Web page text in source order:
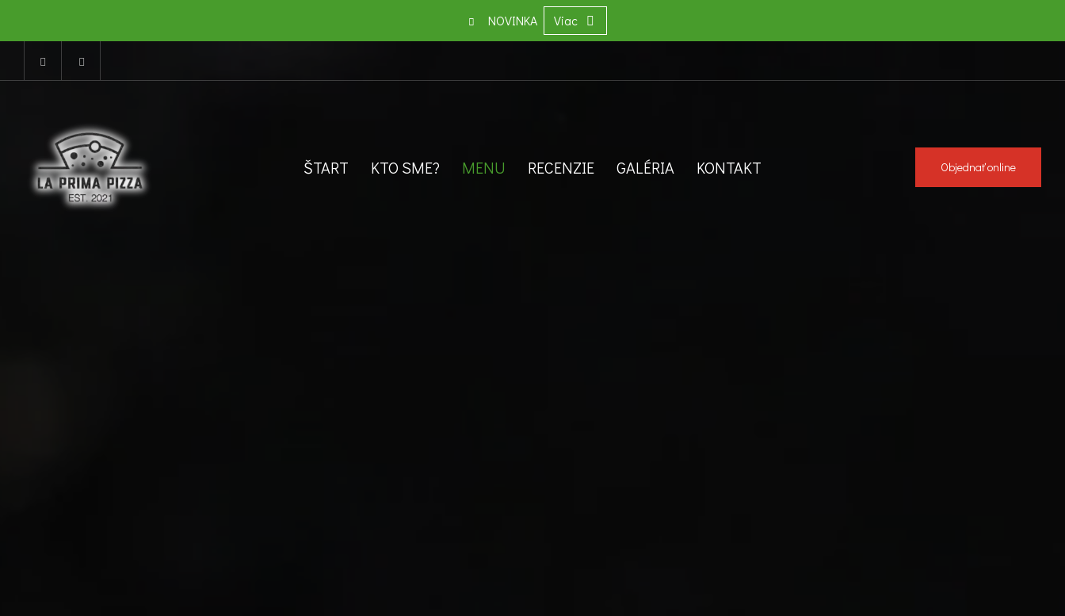
NOVINKA Viac
ŠTART KTO SME? MENU RECENZIE GALÉRIA KONTAKT Objednať online